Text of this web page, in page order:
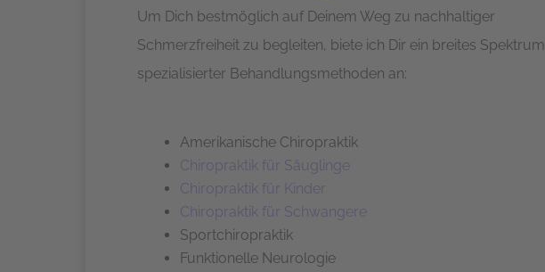
Um Dich bestmöglich auf Deinem Weg zu nachhaltiger
Schmerzfreiheit zu begleiten, biete ich Dir ein breites Spektrum
spezialisierter Behandlungsmethoden an:
Amerikanische Chiropraktik
Chiropraktik für Säuglinge
Chiropraktik für Kinder
Chiropraktik für Schwangere
Sportchiropraktik
Funktionelle Neurologie